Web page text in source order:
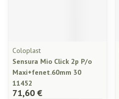
Coloplast
Sensura Mio Click 2p P/o
Maxi+fenet.60mm 30
11452
71,60 €